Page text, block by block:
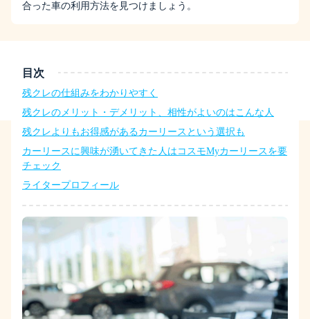
合った車の利用方法を見つけましょう。
目次
残クレの仕組みをわかりやすく
残クレのメリット・デメリット、相性がよいのはこんな人
残クレよりもお得感があるカーリースという選択も
カーリースに興味が湧いてきた人はコスモMyカーリースを要
チェック
ライタープロフィール